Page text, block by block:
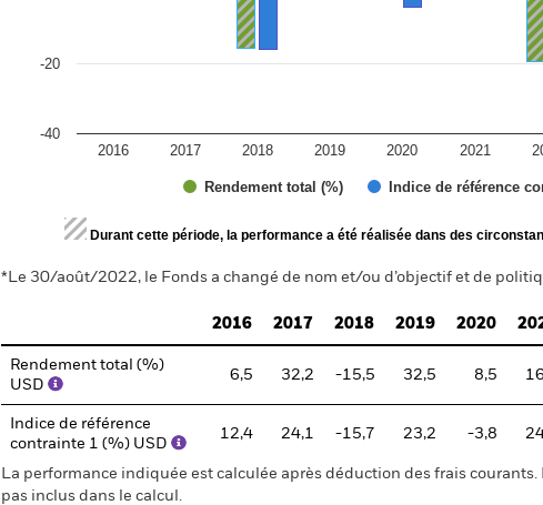
Rendement total (%) Indice de référence
2016 2017 2018 2019 2020 2021
-40
-20
End of interactive chart.
Durant cette période, la performance a été réalisée dans des
*Le 30/août/2022, le Fonds a changé de nom et/ou d’objectif et de
2016 2017 2018 2019 2020
Rendement total (%)
USD
6,5 32,2 -15,5 32,5 8,5
Indice de référence
contrainte 1 (%) USD
12,4 24,1 -15,7 23,2 -3,8
La performance indiquée est calculée après déduction des frais courants.
pas inclus dans le calcul.